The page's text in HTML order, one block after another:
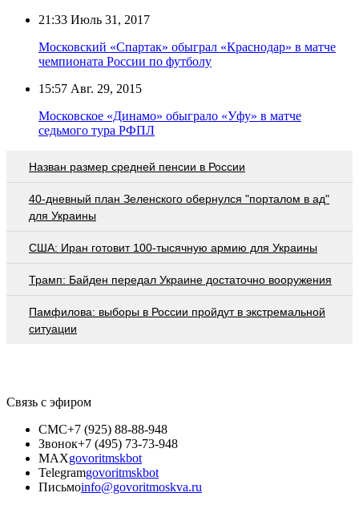
21:33 Июль 31, 2017
Московский «Спартак» обыграл «Краснодар» в матче
чемпионата России по футболу
15:57 Авг. 29, 2015
Московское «Динамо» обыграло «Уфу» в матче
седьмого тура РФПЛ
Назван размер средней пенсии в России
40-дневный план Зеленского обернулся "порталом в ад"
для Украины
США: Иран готовит 100-тысячную армию для Украины
Трамп: Байден передал Украине достаточно вооружения
Памфилова: выборы в России пройдут в экстремальной
ситуации
Связь с эфиром
СМС+7 (925) 88-88-948
Звонок+7 (495) 73-73-948
MAXgovoritmskbot
Telegramgovoritmskbot
Письмоinfo@govoritmoskva.ru